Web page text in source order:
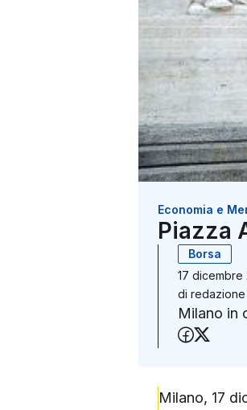
Economia e
Piazza
Borsa
17 dicembre
di
Milano in
Milano, 17